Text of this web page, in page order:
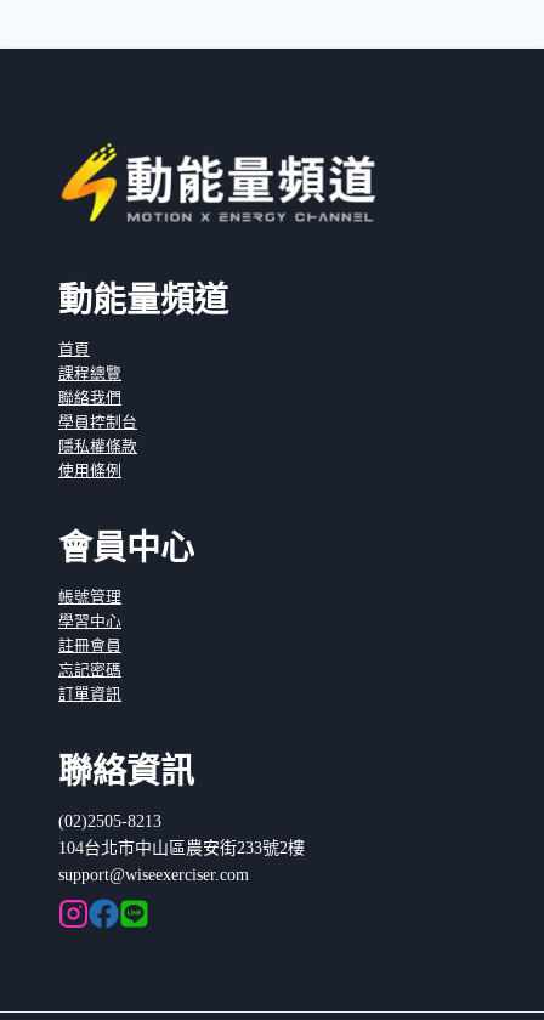
動能量頻道
首頁
課程總覽
聯絡我們
學員控制台
隱私權條款
使用條例
會員中心
帳號管理
學習中心
註冊會員
忘記密碼
訂單資訊
聯絡資訊
(02)2505-8213
104台北市中山區農安街233號2樓
support@wiseexerciser.com